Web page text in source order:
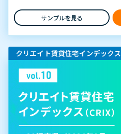
サンプルを見る
クリエイト賃貸住宅インデックス